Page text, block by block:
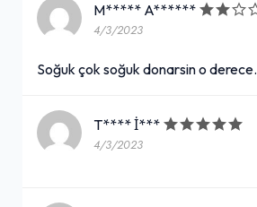
M***** A******
4/3/2023
Soğuk çok soğuk donarsin o derece.
T**** İ***
4/3/2023